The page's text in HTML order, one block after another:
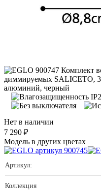
Нет в наличии
7 290 ₽
Модель в других цветах
Артикул:
Коллекция